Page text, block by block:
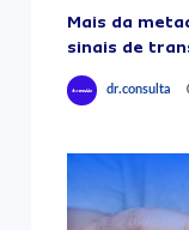
Mais da
sinais de
dr.consulta